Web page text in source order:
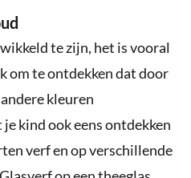
te zijn, het is vooral
om te ontdekken dat door
kleuren
kind ook eens ontdekken
verf en op verschillende